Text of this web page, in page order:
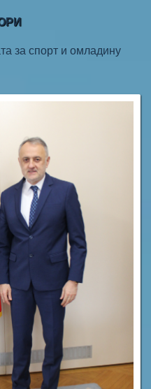
за спорт и омлaдину